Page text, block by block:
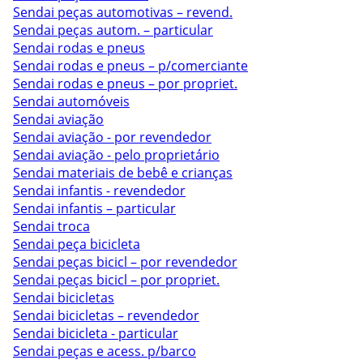
Sendai peças automotivas – revend.
Sendai peças autom. – particular
Sendai rodas e pneus
Sendai rodas e pneus – p/comerciante
Sendai rodas e pneus – por propriet.
Sendai automóveis
Sendai aviação
Sendai aviação - por revendedor
Sendai aviação - pelo proprietário
Sendai materiais de bebê e crianças
Sendai infantis - revendedor
Sendai infantis – particular
Sendai troca
Sendai peça bicicleta
Sendai peças bicicl – por revendedor
Sendai peças bicicl – por propriet.
Sendai bicicletas
Sendai bicicletas – revendedor
Sendai bicicleta - particular
Sendai peças e acess. p/barco